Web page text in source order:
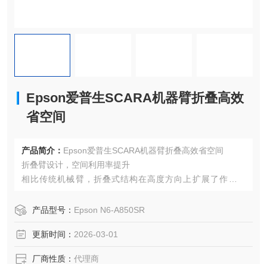
Epson爱普生SCARA机器臂折叠高效
省空间
产品简介： Epson爱普生SCARA机器臂折叠高效省空间
折叠臂设计，空间利用率提升
相比传统机械臂，折叠式结构在高度方向上扩展了作业范
架、机床上下料）。
产品型号： Epson N6-A850SR
更新时间： 2026-03-01
厂商性质： 代理商